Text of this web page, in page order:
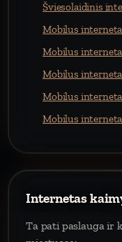
Šviesolaidinis
Mobilus
Mobilus
Mobilus
Mobilus
Mobilus
Internetas
Ta pati paslauga ir